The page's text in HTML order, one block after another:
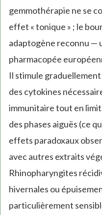
gemmothérapie ne se
effet « tonique » ; le
adaptogène reconnu —
pharmacopée
Il stimule
des cytokines
immunitaire tout en
des phases aiguës (ce
effets paradoxaux
avec autres extraits
Rhinopharyngites
hivernales ou
particulièrement